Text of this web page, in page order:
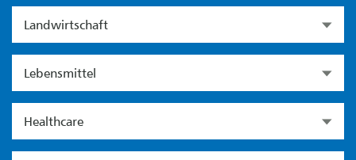
Landwirtschaft
Lebensmittel
Healthcare